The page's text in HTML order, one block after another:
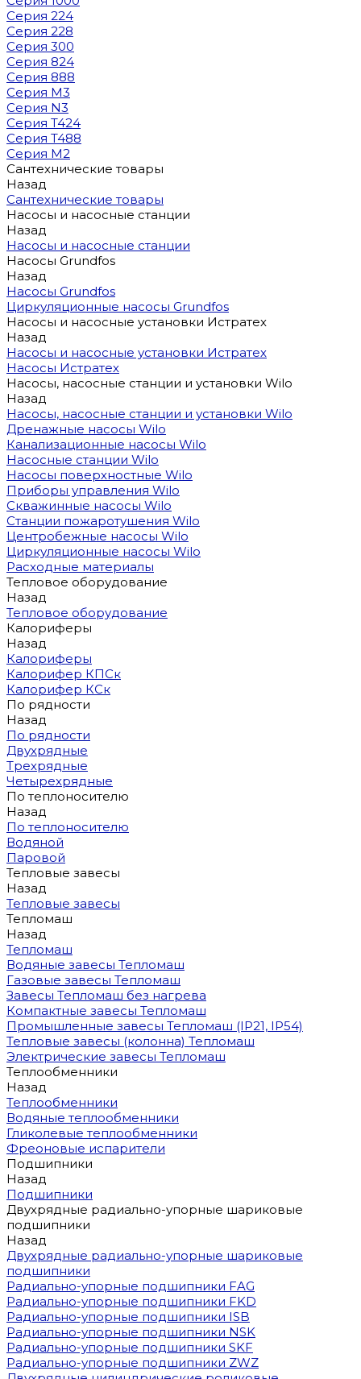
Серия 224
Серия 228
Серия 300
Серия 824
Серия 888
Серия M3
Серия N3
Серия T424
Серия T488
Серия М2
Сантехнические товары
Назад
Сантехнические товары
Насосы и насосные станции
Назад
Насосы и насосные станции
Насосы Grundfos
Назад
Насосы Grundfos
Циркуляционные насосы Grundfos
Насосы и насосные установки Истратех
Назад
Насосы и насосные установки Истратех
Насосы Истратех
Насосы, насосные станции и установки Wilo
Назад
Насосы, насосные станции и установки Wilo
Дренажные насосы Wilo
Канализационные насосы Wilo
Насосные станции Wilo
Насосы поверхностные Wilo
Приборы управления Wilo
Скважинные насосы Wilo
Станции пожаротушения Wilo
Центробежные насосы Wilo
Циркуляционные насосы Wilo
Расходные материалы
Тепловое оборудование
Назад
Тепловое оборудование
Калориферы
Назад
Калориферы
Калорифер КПСк
Калорифер КСк
По рядности
Назад
По рядности
Двухрядные
Трехрядные
Четырехрядные
По теплоносителю
Назад
По теплоносителю
Водяной
Паровой
Тепловые завесы
Назад
Тепловые завесы
Тепломаш
Назад
Тепломаш
Водяные завесы Тепломаш
Газовые завесы Тепломаш
Завесы Тепломаш без нагрева
Компактные завесы Тепломаш
Промышленные завесы Тепломаш (IP21, IP54)
Тепловые завесы (колонна) Тепломаш
Электрические завесы Тепломаш
Теплообменники
Назад
Теплообменники
Водяные теплообменники
Гликолевые теплообменники
Фреоновые испарители
Подшипники
Назад
Подшипники
Двухрядные радиально-упорные шариковые
подшипники
Назад
Двухрядные радиально-упорные шариковые
подшипники
Радиально-упорные подшипники FAG
Радиально-упорные подшипники FKD
Радиально-упорные подшипники ISB
Радиально-упорные подшипники NSK
Радиально-упорные подшипники SKF
Радиально-упорные подшипники ZWZ